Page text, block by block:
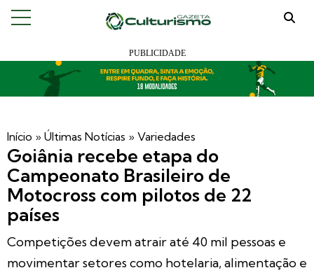
Início » Últimas Notícias » Variedades
Goiânia recebe etapa do
Campeonato Brasileiro de
Motocross com pilotos de 22
países
Competições devem atrair até 40 mil pessoas e
movimentar setores como hotelaria, alimentação e